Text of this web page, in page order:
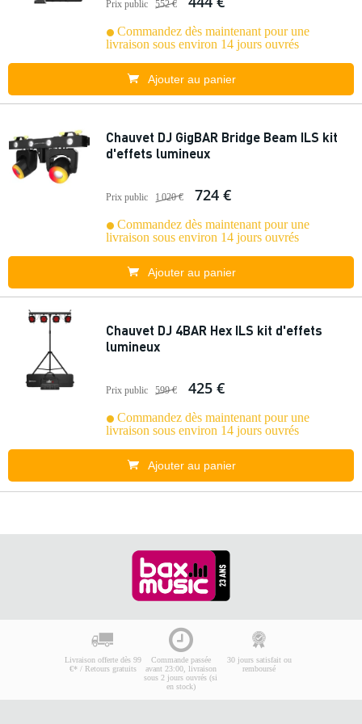
Prix public 552 €
Commandez dès maintenant pour une
livraison sous environ 14 jours ouvrés
Ajouter au panier
Chauvet DJ GigBAR Bridge Beam ILS kit
d'effets lumineux
Prix public 1 020 € 724 €
Commandez dès maintenant pour une
livraison sous environ 14 jours ouvrés
Ajouter au panier
Chauvet DJ 4BAR Hex ILS kit d'effets
lumineux
Prix public 599 € 425 €
Commandez dès maintenant pour une
livraison sous environ 14 jours ouvrés
Ajouter au panier
Livraison offerte dès 99
€* / Retours gratuits
Commande passée
avant 23:00, livraison
sous 2 jours ouvrés (si
en stock)
30 jours satisfait ou
remboursé